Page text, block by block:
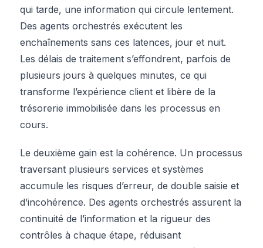
qui tarde, une information qui circule lentement.
Des agents orchestrés exécutent les
enchaînements sans ces latences, jour et nuit.
Les délais de traitement s’effondrent, parfois de
plusieurs jours à quelques minutes, ce qui
transforme l’expérience client et libère de la
trésorerie immobilisée dans les processus en
cours.
Le deuxième gain est la cohérence. Un processus
traversant plusieurs services et systèmes
accumule les risques d’erreur, de double saisie et
d’incohérence. Des agents orchestrés assurent la
continuité de l’information et la rigueur des
contrôles à chaque étape, réduisant